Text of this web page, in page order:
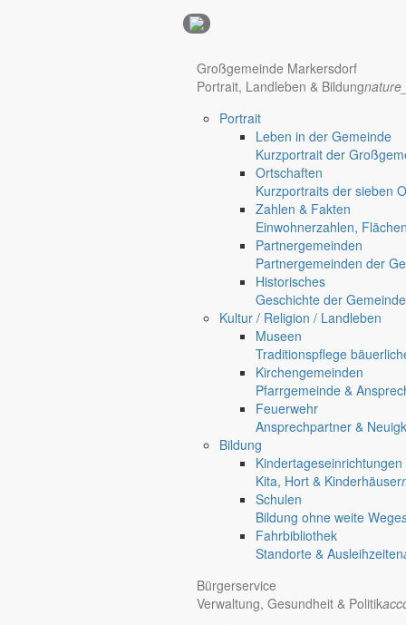
Hotel Nürnberg
Regional werben auf markersdorf.de! anzeigen@gemeinde-
Großgemeinde Markersdorf
Portrait, Landleben & Bildung
Portrait
Leben in der Gemeinde
Kurzportrait der
Ortschaften
Kurzportraits der sieben
Zahlen & Fakten
Einwohnerzahlen,
Partnergemeinden
Partnergemeinden der
Historisches
Geschichte der
Kultur / Religion / Landleben
Museen
Traditionspflege
Kirchengemeinden
Pfarrgemeinde &
Feuerwehr
Ansprechpartner &
Bildung
Kindertageseinrichtungen
Kita, Hort & Kinderhäuser
Schulen
Bildung ohne weite Wege
Fahrbibliothek
Standorte & Ausleihzeiten
Bürgerservice
Verwaltung, Gesundheit & Politik
Deutsch-Paulsdorf